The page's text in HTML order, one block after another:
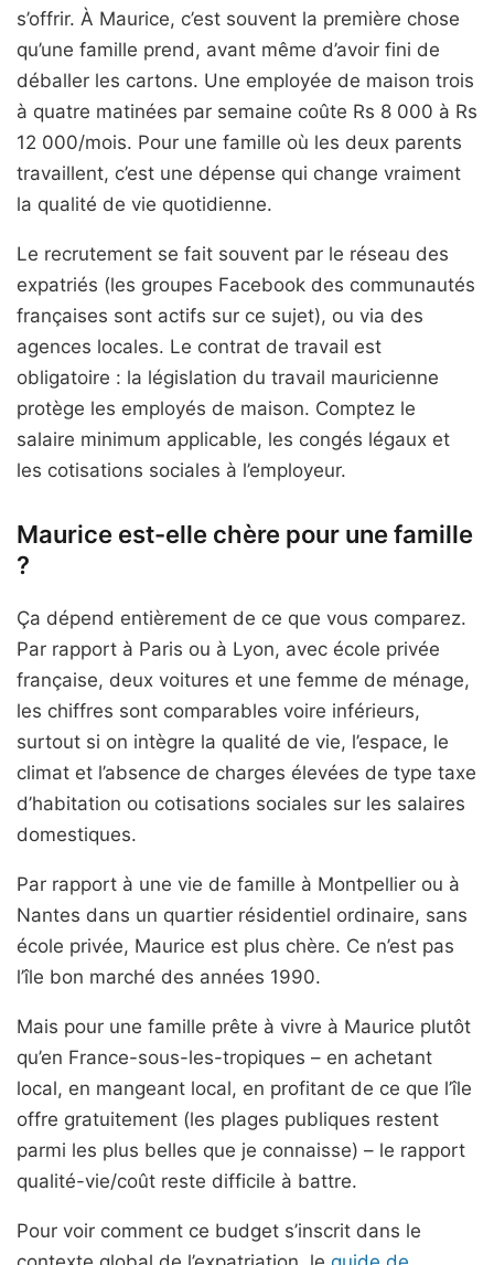
s’offrir. À Maurice, c’est souvent la première chose
qu’une famille prend, avant même d’avoir fini de
déballer les cartons. Une employée de maison trois
à quatre matinées par semaine coûte Rs 8 000 à Rs
12 000/mois. Pour une famille où les deux parents
travaillent, c’est une dépense qui change vraiment
la qualité de vie quotidienne.
Le recrutement se fait souvent par le réseau des
expatriés (les groupes Facebook des communautés
françaises sont actifs sur ce sujet), ou via des
agences locales. Le contrat de travail est
obligatoire : la législation du travail mauricienne
protège les employés de maison. Comptez le
salaire minimum applicable, les congés légaux et
les cotisations sociales à l’employeur.
Maurice est-elle chère pour une famille
?
Ça dépend entièrement de ce que vous comparez.
Par rapport à Paris ou à Lyon, avec école privée
française, deux voitures et une femme de ménage,
les chiffres sont comparables voire inférieurs,
surtout si on intègre la qualité de vie, l’espace, le
climat et l’absence de charges élevées de type taxe
d’habitation ou cotisations sociales sur les salaires
domestiques.
Par rapport à une vie de famille à Montpellier ou à
Nantes dans un quartier résidentiel ordinaire, sans
école privée, Maurice est plus chère. Ce n’est pas
l’île bon marché des années 1990.
Mais pour une famille prête à vivre à Maurice plutôt
qu’en France-sous-les-tropiques – en achetant
local, en mangeant local, en profitant de ce que l’île
offre gratuitement (les plages publiques restent
parmi les plus belles que je connaisse) – le rapport
qualité-vie/coût reste difficile à battre.
Pour voir comment ce budget s’inscrit dans le